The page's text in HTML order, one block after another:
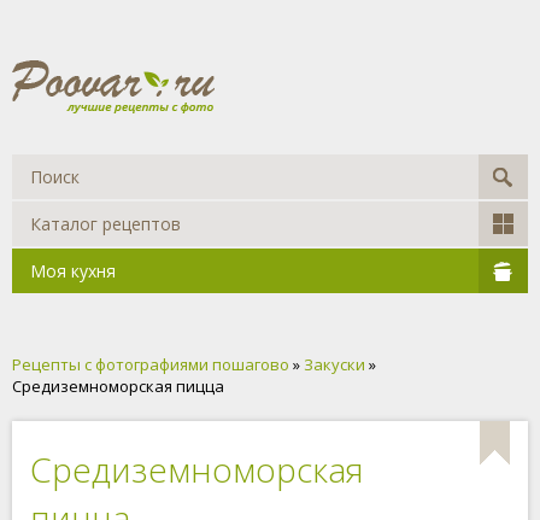
Каталог рецептов
Моя кухня
Рецепты с фотографиями пошагово » Закуски »
Средиземноморская пицца
Средиземноморская